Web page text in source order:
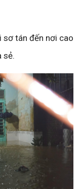
sơ tán đến nơi cao
sẻ.